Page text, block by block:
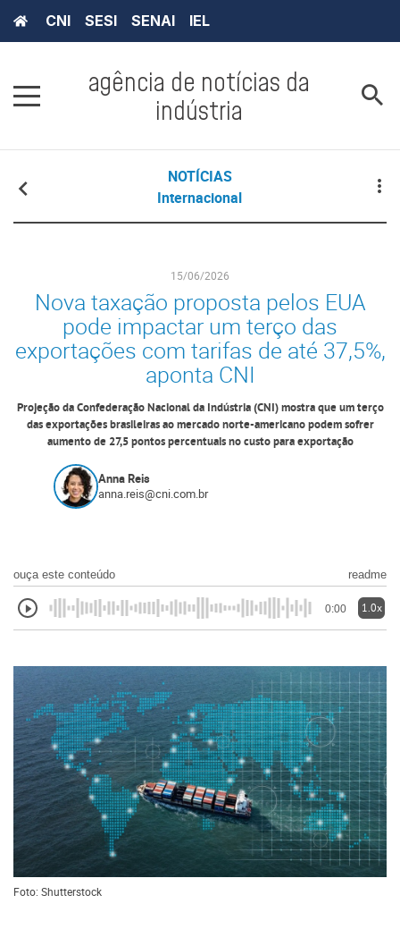
CNI SESI SENAI IEL
agência de notícias da
indústria
NOTÍCIAS
Internacional
15/06/2026
Nova taxação proposta pelos EUA
pode impactar um terço das
exportações com tarifas de até 37,5%,
aponta CNI
Projeção da Confederação Nacional da Indústria (CNI) mostra que um terço
das exportações brasileiras ao mercado norte-americano podem sofrer
aumento de 27,5 pontos percentuais no custo para exportação
Anna Reis
anna.reis@cni.com.br
ouça este conteúdo readme
0:00 1.0x
Foto: Shutterstock